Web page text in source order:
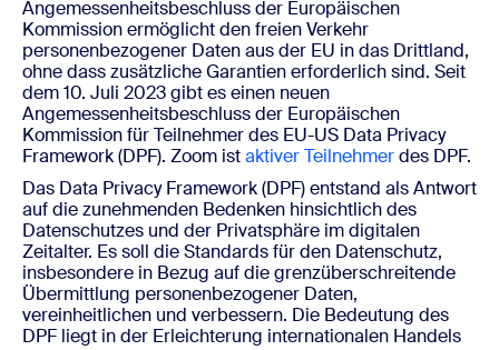
Angemessenheitsbeschluss der Europäischen
Kommission ermöglicht den freien Verkehr
personenbezogener Daten aus der EU in das Drittland,
ohne dass zusätzliche Garantien erforderlich sind. Seit
dem 10. Juli 2023 gibt es einen neuen
Angemessenheitsbeschluss der Europäischen
Kommission für Teilnehmer des EU-US Data Privacy
Framework (DPF). Zoom istaktiver Teilnehmerdes DPF.
Das Data Privacy Framework (DPF) entstand als Antwort
auf die zunehmenden Bedenken hinsichtlich des
Datenschutzes und der Privatsphäre im digitalen
Zeitalter. Es soll die Standards für den Datenschutz,
insbesondere in Bezug auf die grenzüberschreitende
Übermittlung personenbezogener Daten,
vereinheitlichen und verbessern. Die Bedeutung des
DPF liegt in der Erleichterung internationalen Handels